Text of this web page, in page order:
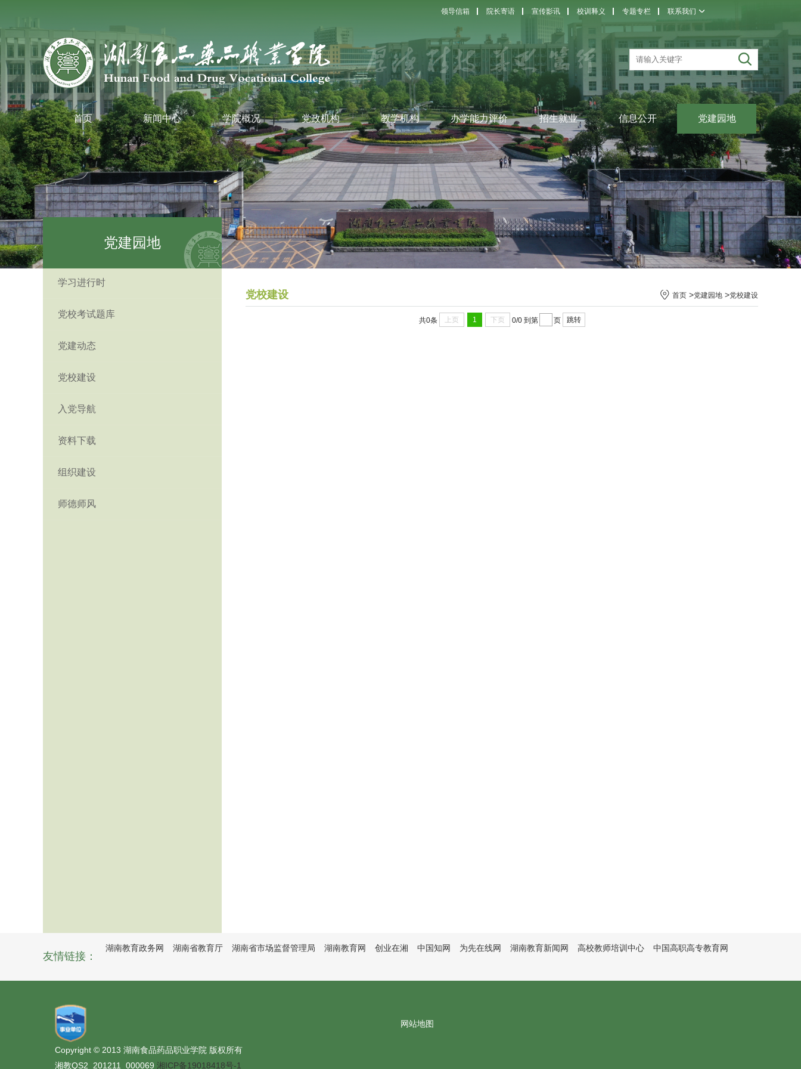
领导信箱 院长寄语 宣传影讯 校训释义 专题专栏 联系我们
首页 新闻中心 学院概况 党政机构 教学机构 办学能力评价 招生就业 信息公开 党建园地
党建园地
学习进行时
党校考试题库
党建动态
党校建设
入党导航
资料下载
组织建设
师德师风
党校建设 首页 >党建园地 >党校建设
共0条 上页 1 下页 0/0 到第 页 跳转
友情链接：
湖南教育政务网 湖南省教育厅 湖南省市场监督管理局 湖南教育网 创业在湘 中国知网 为先在线网 湖南教育新闻网 高校教师培训中心 中国高职高专教育网
Copyright © 2013 湖南食品药品职业学院 版权所有
湘教QS2_201211_000069 湘ICP备19018418号-1
网站地图